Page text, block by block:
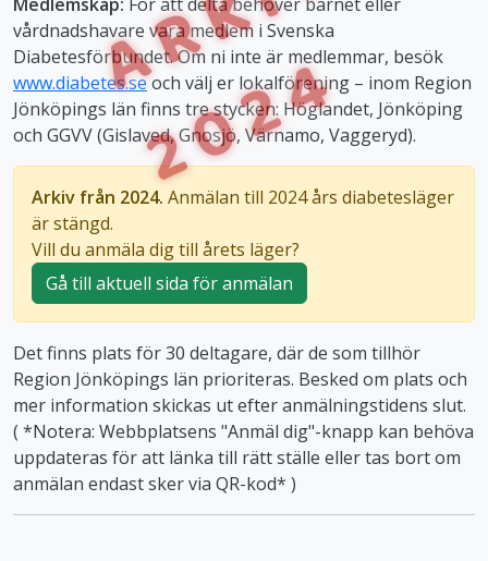
2024
vårdnadshavare vara medlem i Svenska
Diabetesförbundet. Om ni inte är medlemmar, besök
www.diabetes.seoch välj er lokalförening – inom Region
Jönköpings län finns tre stycken: Höglandet, Jönköping
och GGVV (Gislaved, Gnosjö, Värnamo, Vaggeryd).
Arkiv från 2024. Anmälan till 2024 års diabetesläger
är stängd.
Vill du anmäla dig till årets läger?
Gå till aktuell sida för anmälan
Det finns plats för 30 deltagare, där de som tillhör
Region Jönköpings län prioriteras. Besked om plats och
mer information skickas ut efter anmälningstidens slut.
( *Notera: Webbplatsens "Anmäl dig"-knapp kan behöva
uppdateras för att länka till rätt ställe eller tas bort om
anmälan endast sker via QR-kod* )